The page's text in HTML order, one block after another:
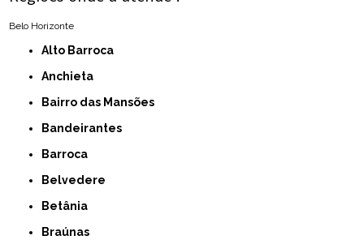
Belo Horizonte
Alto Barroca
Anchieta
Bairro das Mansões
Bandeirantes
Barroca
Belvedere
Betânia
Braúnas